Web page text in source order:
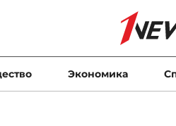
Экономика